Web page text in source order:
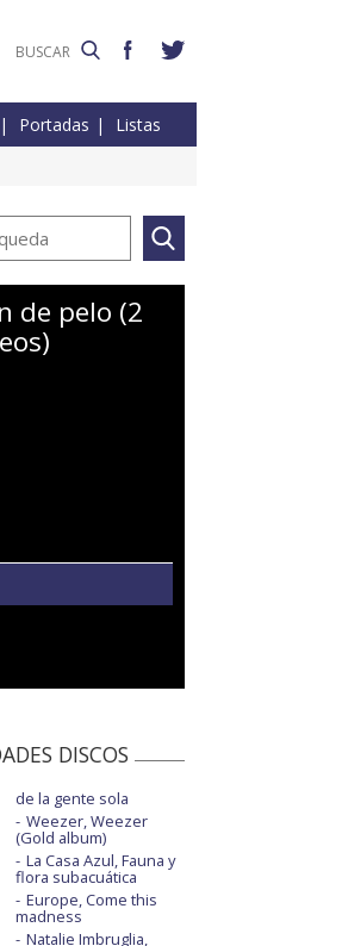
Portadas Listas
de pelo (2
DISCOS
de la gente sola
Weezer, Weezer
(Gold album)
La Casa Azul, Fauna y
flora subacuática
Europe, Come this
madness
Natalie Imbruglia,